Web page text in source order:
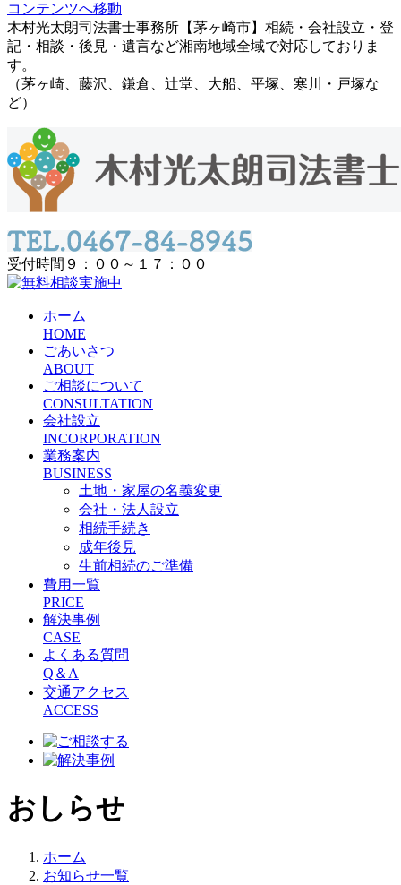
コンテンツへ移動
木村光太朗司法書士事務所【茅ヶ崎市】相続・会社設立・登
記・相談・後見・遺言など湘南地域全域で対応しておりま
す。
（茅ヶ崎、藤沢、鎌倉、辻堂、大船、平塚、寒川・戸塚な
ど）
受付時間９：００～１７：００
ホーム
HOME
ごあいさつ
ABOUT
ご相談について
CONSULTATION
会社設立
INCORPORATION
業務案内
BUSINESS
土地・家屋の名義変更
会社・法人設立
相続手続き
成年後見
生前相続のご準備
費用一覧
PRICE
解決事例
CASE
よくある質問
Q＆A
交通アクセス
ACCESS
おしらせ
ホーム
お知らせ一覧